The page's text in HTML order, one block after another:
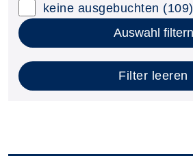
keine ausgebuchten (109)
Auswahl filtern
Filter leeren